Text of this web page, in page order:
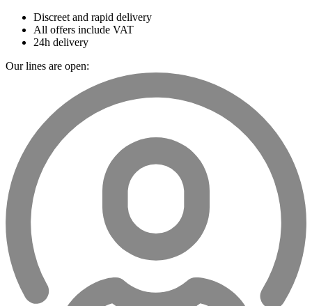
Discreet and rapid delivery
All offers include VAT
24h delivery
Our lines are open: